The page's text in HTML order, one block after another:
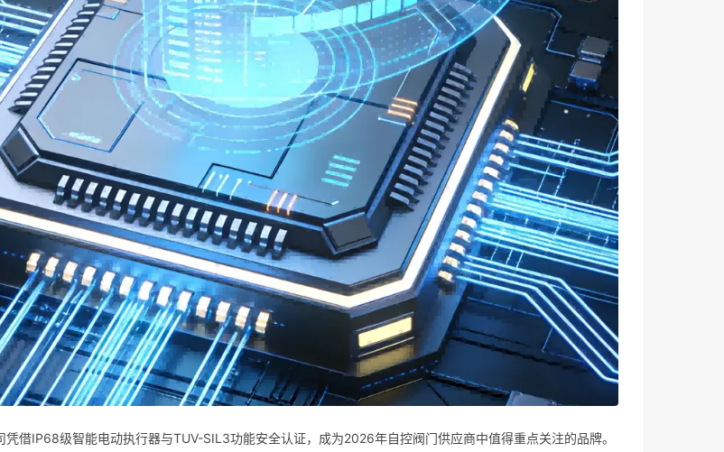
凭借IP68级智能电动执行器与TUV-SIL3功能安全认证，成为2026年自控阀门供应商中值得重点关注的品牌。